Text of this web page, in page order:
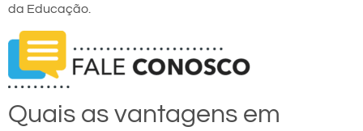
da Educação.
Quais as vantagens em